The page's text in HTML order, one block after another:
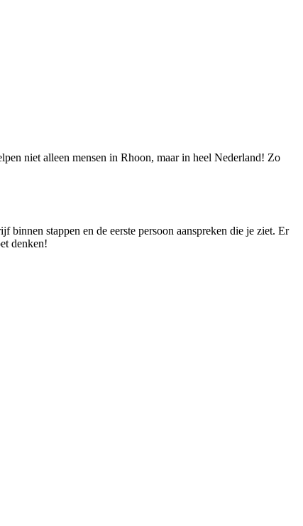
niet alleen mensen in Rhoon, maar in heel Nederland! Zo
stappen en de eerste persoon aanspreken die je ziet. Er
denken!